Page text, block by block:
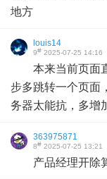
地方
louis14
9# 2025-07-25 14:16
本来当前页面
步多跳转一个页面
务器太能抗，多增
363975871
8# 2025-07-25 13:21
产品经理开除